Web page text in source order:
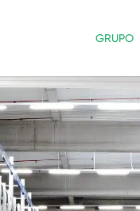
GRUPO